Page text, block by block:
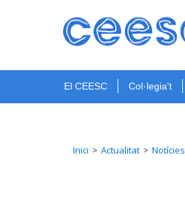
El CEESC Col·legia't
Inici Actualitat Notícies